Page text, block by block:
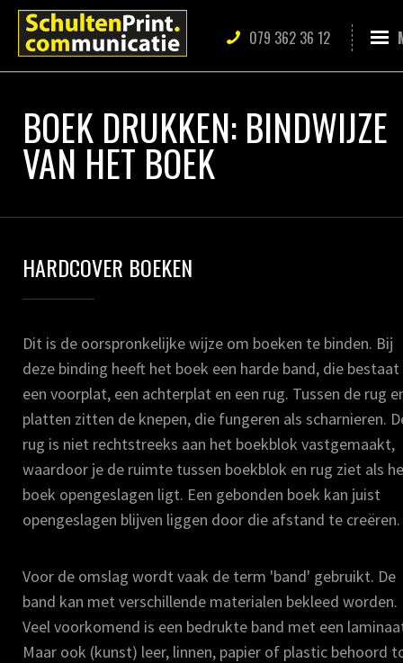
079 362 36 12
BOEK DRUKKEN: BINDWIJZE
VAN HET BOEK
HARDCOVER BOEKEN
Dit is de oorspronkelijke wijze om boeken te binden. Bij
deze binding heeft het boek een harde band, die
een voorplat, een achterplat en een rug. Tussen de rug
platten zitten de knepen, die fungeren als scharnieren.
rug is niet rechtstreeks aan het boekblok vastgemaakt,
waardoor je de ruimte tussen boekblok en rug ziet als
boek opengeslagen ligt. Een gebonden boek kan juist
opengeslagen blijven liggen door die afstand te creëren.
Voor de omslag wordt vaak de term 'band' gebruikt. De
band kan met verschillende materialen bekleed worden.
Veel voorkomend is een bedrukte band met een
Maar ook (kunst) leer, linnen, papier of plastic behoord